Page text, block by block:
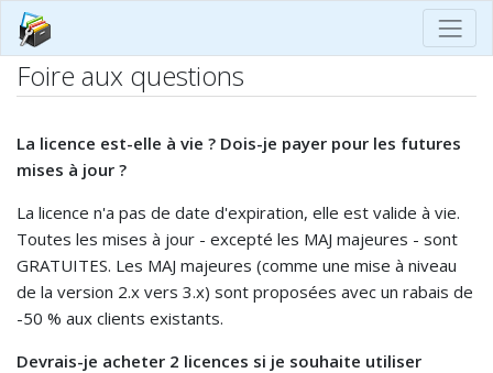
Foire aux questions
La licence est-elle à vie ? Dois-je payer pour les futures
mises à jour ?
La licence n'a pas de date d'expiration, elle est valide à vie.
Toutes les mises à jour - excepté les MAJ majeures - sont
GRATUITES. Les MAJ majeures (comme une mise à niveau
de la version 2.x vers 3.x) sont proposées avec un rabais de
-50 % aux clients existants.
Devrais-je acheter 2 licences si je souhaite utiliser